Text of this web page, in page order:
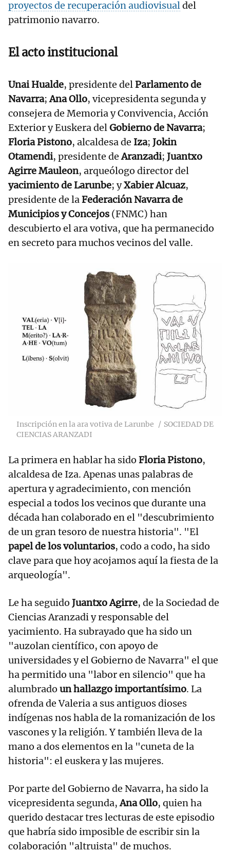
proyectos de recuperación audiovisualdel
patrimonio navarro.
El acto institucional
Unai Hualde, presidente delParlamento de
Navarra;Ana Ollo, vicepresidenta segunda y
consejera de Memoria y Convivencia, Acción
Exterior y Euskera delGobierno de Navarra;
Floria Pistono, alcaldesa de Iza; Jokin
Otamendi, presidente deAranzadi; Juantxo
Agirre Mauleon, arqueólogo director del
yacimiento de Larunbe; yXabier Alcuaz,
presidente de laFederación Navarra de
Municipios y Concejos (FNMC) han
descubierto el ara votiva, que ha permanecido
en secreto para muchos vecinos del valle.
Inscripción en la ara votiva de Larunbe
SOCIEDAD DE
CIENCIAS ARANZADI
La primera en hablar ha sido Floria Pistono,
alcaldesa de Iza. Apenas unas palabras de
apertura y agradecimiento, con mención
especial a todos los vecinos que durante una
década han colaborado en el "descubrimiento
de un gran tesoro de nuestra historia". "El
papel de los voluntarios, codo a codo, ha sido
clave para que hoy acojamos aquí la fiesta de la
arqueología".
Le ha seguido Juantxo Agirre, de la Sociedad de
Ciencias Aranzadi y responsable del
yacimiento. Ha subrayado que ha sido un
"auzolan científico, con apoyo de
universidades y el Gobierno de Navarra" el que
ha permitido una "labor en silencio" que ha
alumbrado un hallazgo importantísimo. La
ofrenda de Valeria a sus antiguos dioses
indígenas nos habla de la romanización de los
vascones y la religión. Y también lleva de la
mano a dos elementos en la "cuneta de la
historia": el euskera y las mujeres.
Por parte del Gobierno de Navarra, ha sido la
vicepresidenta segunda,Ana Ollo, quien ha
querido destacar tres lecturas de este episodio
que habría sido imposible de escribir sin la
colaboración "altruista" de muchos.